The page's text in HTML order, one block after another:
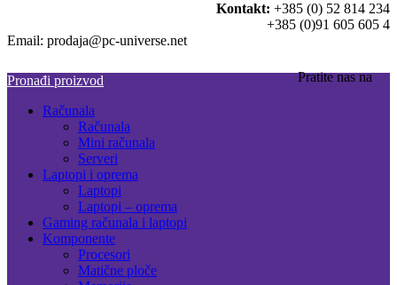
Kontakt: +385 (0) 52 814 234
+385 (0)91 605 605 4
Email: prodaja@pc-universe.net
Pratite nas na
Pronađi proizvod
Računala
Računala
Mini računala
Serveri
Laptopi i oprema
Laptopi
Laptopi – oprema
Gaming računala i laptopi
Komponente
Procesori
Matične ploče